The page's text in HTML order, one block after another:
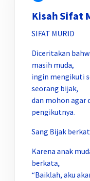
Kisah Sifat
SIFAT MURID
Diceritakan
masih muda,
ingin mengikuti
seorang bijak,
dan mohon agar
pengikutnya.
Sang Bijak
Karena anak
berkata,
“Baiklah, aku